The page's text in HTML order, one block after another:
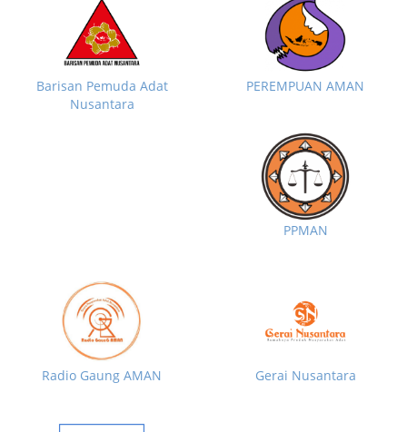
Barisan Pemuda Adat
Nusantara
PEREMPUAN AMAN
PPMAN
Radio Gaung AMAN Gerai Nusantara